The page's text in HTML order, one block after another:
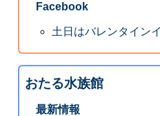
Facebook
土日はバレンタイン
おたる水族館
最新情報